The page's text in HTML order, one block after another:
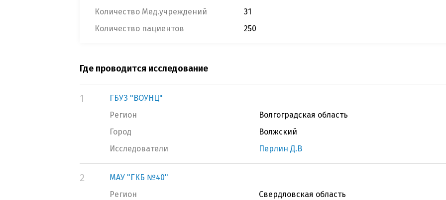
Количество Мед.учреждений
31
Количество пациентов
250
Где проводится исследование
1
ГБУЗ "ВОУНЦ"
Регион
Волгоградская область
Город
Волжский
Исследователи
Перлин Д.В
2
МАУ "ГКБ №40"
Регион
Свердловская область